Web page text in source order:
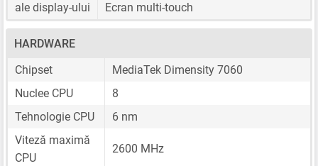
ale display-ului
Ecran multi-touch
HARDWARE
Chipset
MediaTek Dimensity 7060
Nuclee CPU
8
Tehnologie CPU
6 nm
Viteză maximă
CPU
2600 MHz